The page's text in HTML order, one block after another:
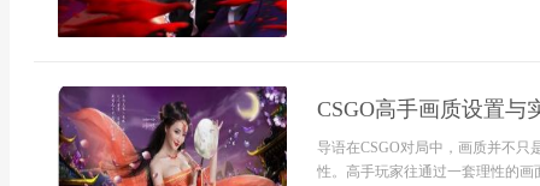
CSGO高手画质设置与
导语在CSGO对局中，画质并不只
性。高手玩家往通过一套理性的